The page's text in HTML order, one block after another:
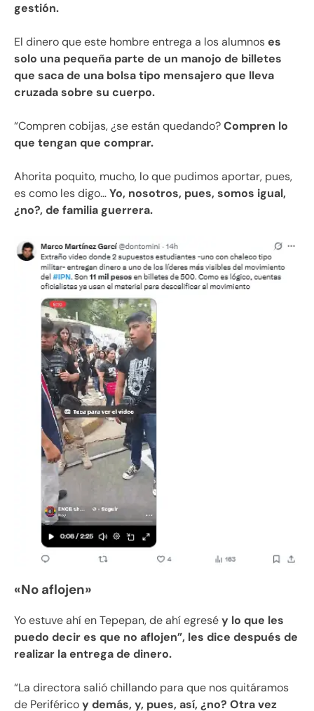
gestión.
El dinero que este hombre entrega a los alumnoses
solo una pequeña parte de un manojo de billetes
que saca de una bolsa tipo mensajero que lleva
cruzada sobre su cuerpo.
“Compren cobijas, ¿se están quedando?Compren lo
que tengan que comprar.
Ahorita poquito, mucho, lo que pudimos aportar, pues,
es como les digo…Yo, nosotros, pues, somos igual,
¿no?, de familia guerrera.
«No aflojen»
Yo estuve ahí en Tepepan, de ahí egreséy lo que les
puedo decir es que no aflojen”, les dice después de
realizar la entrega de dinero.
“La directora salió chillando para que nos quitáramos
de Periféricoy demás, y, pues, así, ¿no? Otra vez